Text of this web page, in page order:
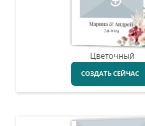
Цветочный
СОЗДАТЬ СЕЙЧАС